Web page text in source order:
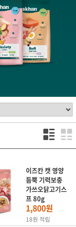
이즈칸 캣 영양
듬뿍 기력보충
가쓰오닭고기스
프 80g
1,800원
18원 적립